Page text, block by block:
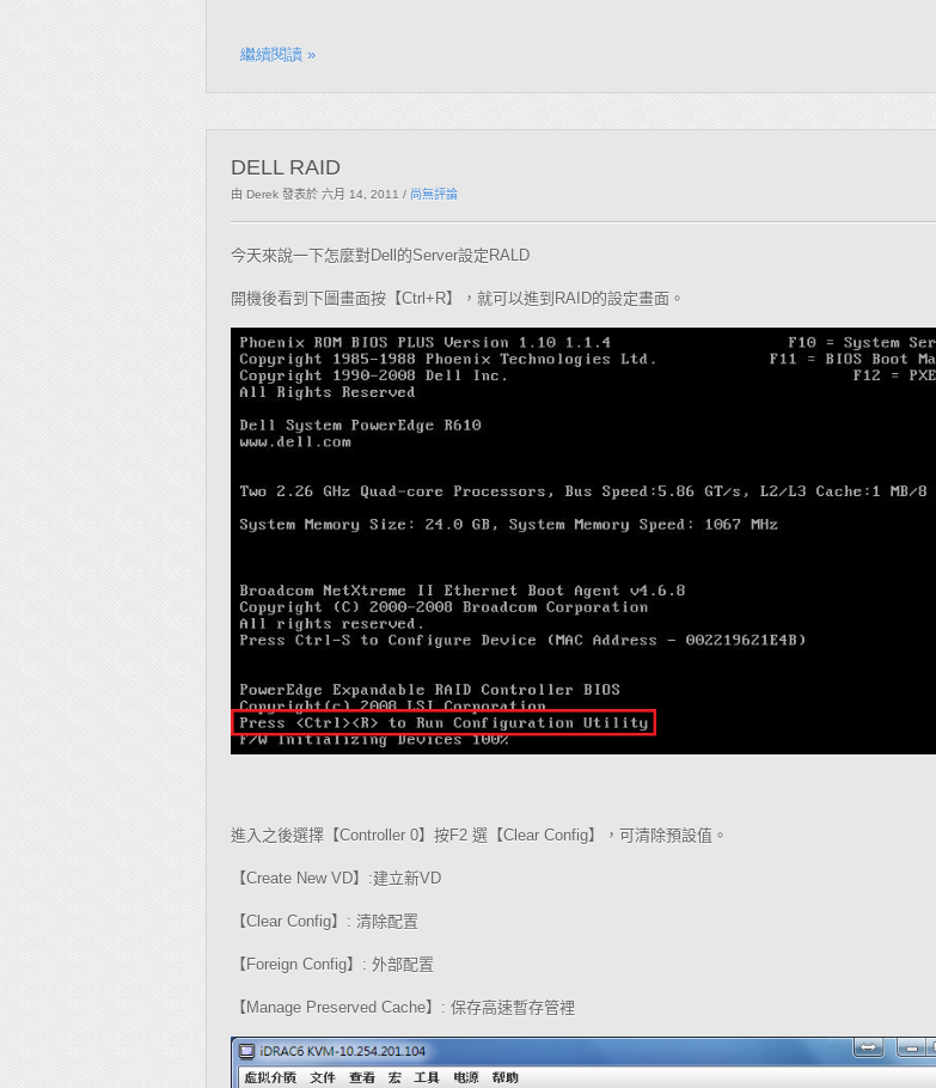
繼續閱讀 »
DELL RAID
由 Derek 發表於 六月 14, 2011 / 尚無評論
今天來說一下怎麼對Dell 的Server設定 RALD
開機後看到下圖畫面按【Ctrl+R】，就可以進到 RAID的設定畫面。
進入之後選擇【Controller 0】按F2 選【Clear Config】，可清除預設值。
【Create New VD】 :建立新VD
【Clear Config】 : 清除配置
【Foreign Config】 : 外部配置
【Manage Preserved Cache】 : 保存高速暫存管裡